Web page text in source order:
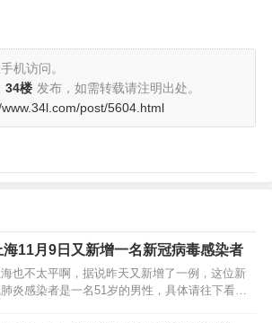
机访问。
34楼 发布，如需转载请注明出处。
post/5604.html
海11月9日又新增一名新冠病毒感染者
也不太平啊，据说昨天又新增了一例，这位新
炎感染者是一名51岁的男性，具体请往下看